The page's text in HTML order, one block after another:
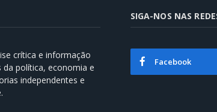
crítica e informação
política, economia e
independentes e
SIGA-NOS NAS
Facebook